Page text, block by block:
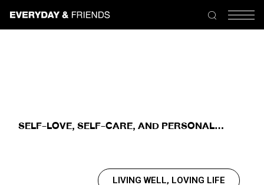
SELF-LOVE, SELF-CARE, AND PERSONAL
LIVING WELL, LOVING LIFE